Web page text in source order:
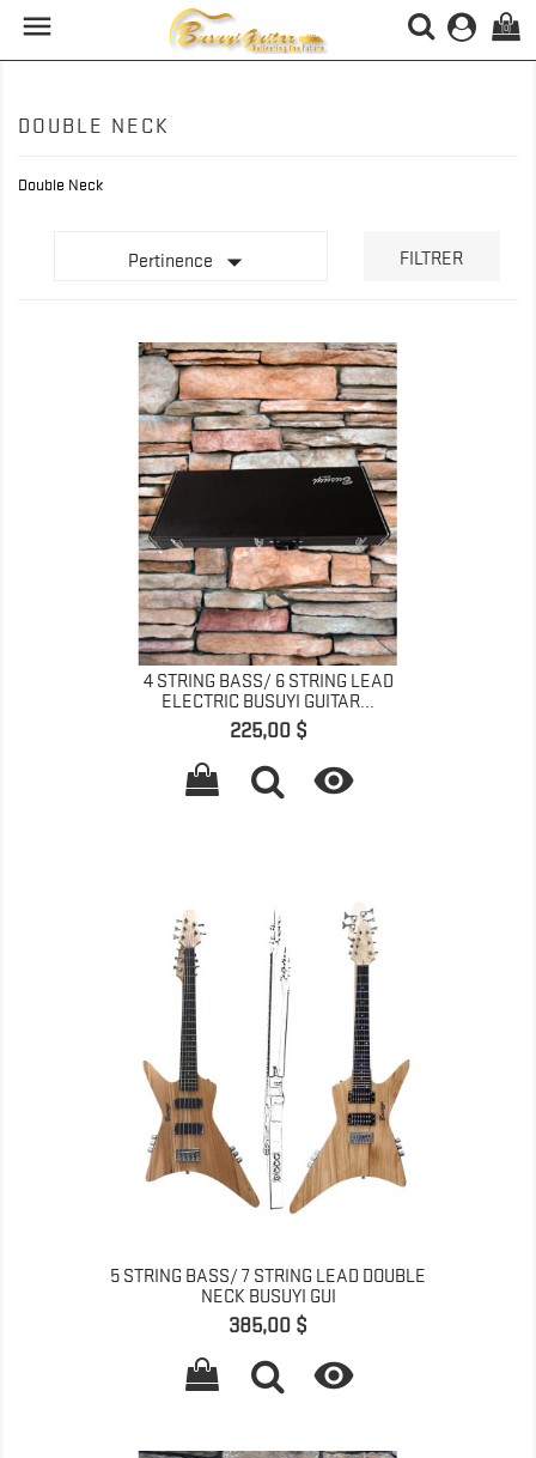
 (0)
DOUBLE NECK
Double Neck
Pertinence  FILTRER
4 STRING BASS/ 6 STRING LEAD
ELECTRIC BUSUYI GUITAR...
Prix
225,00 $

5 STRING BASS/ 7 STRING LEAD DOUBLE
NECK BUSUYI GUI
Prix
385,00 $
